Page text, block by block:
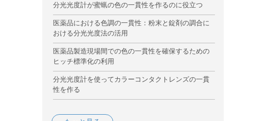
分光光度計が蜜蝋の色の一貫性を作るのに役立つ
医薬品における色調の一貫性：粉末と錠剤の調合に
おける分光光度法の活用
医薬品製造現場間での色の一貫性を確保するための
ヒッチ標準化の利用
分光光度計を使ってカラーコンタクトレンズの一貫
性を作る